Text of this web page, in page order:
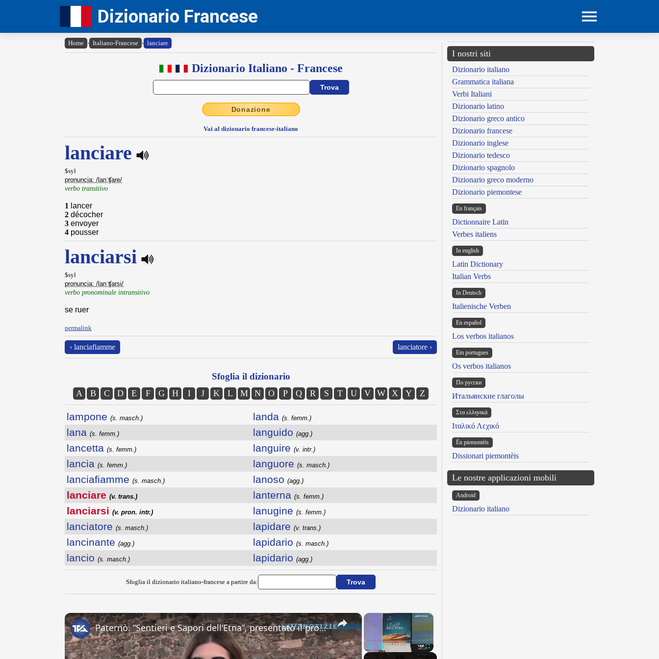
Dizionario Francese
Home › Italiano-Francese › lanciare
Dizionario Italiano - Francese
Donazione
Vai al dizionario francese-italiano
lanciare
$syl
pronuncia: /lanˈʧare/
verbo transitivo
1 lancer
2 décocher
3 envoyer
4 pousser
lanciarsi
$syl
pronuncia: /lanˈʧarsi/
verbo pronominale intransitivo
se ruer
permalink
‹ lanciafiamme lanciatore ›
Sfoglia il dizionario
A B C D E F G H I J K L M N O P Q R S T U V W X Y Z
lampone (s. masch.)
lana (s. femm.)
lancetta (s. femm.)
lancia (s. femm.)
lanciafiamme (s. masch.)
lanciare (v. trans.)
lanciarsi (v. pron. intr.)
lanciatore (s. masch.)
lancinante (agg.)
lancio (s. masch.)
landa (s. femm.)
languido (agg.)
languire (v. intr.)
languore (s. masch.)
lanoso (agg.)
lanterna (s. femm.)
lanugine (s. femm.)
lapidare (v. trans.)
lapidario (s. masch.)
lapidario (agg.)
Sfoglia il dizionario italiano-francese a partire da:
×
Fullscreen
×
Paternò. “Sentieri e Sapori dell’Etna”, presentato il progetto del Gal Etna che coinvolge 11 Comuni
I nostri siti
Dizionario italiano
Grammatica italiana
Verbi Italiani
Dizionario latino
Dizionario greco antico
Dizionario francese
Dizionario inglese
Dizionario tedesco
Dizionario spagnolo
Dizionario greco moderno
Dizionario piemontese
En français
Dictionnaire Latin
Verbes italiens
In english
Latin Dictionary
Italian Verbs
In Deutsch
Italienische Verben
En español
Los verbos italianos
Em portugues
Os verbos italianos
По русски
Итальянские глаголы
Στα ελληνικά
Ιταλικό Λεχικό
Ën piemontèis
Dissionari piemontèis
Le nostre applicazioni mobili
Android
Dizionario italiano